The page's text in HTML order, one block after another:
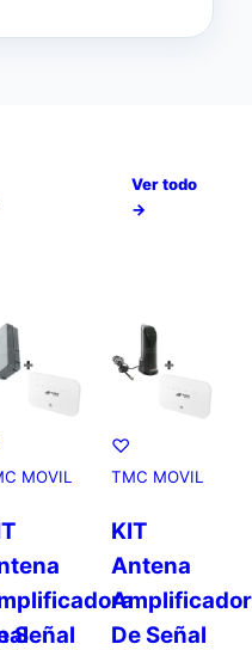
Ver todo
→
MOVIL
Señal
♡
TMC MOVIL
KIT
Antena
De Señal